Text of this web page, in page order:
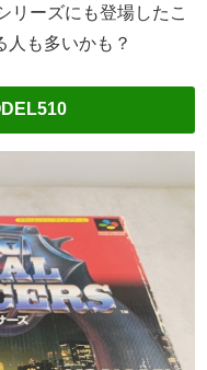
リーズにも登場したこ
人も多いかも？